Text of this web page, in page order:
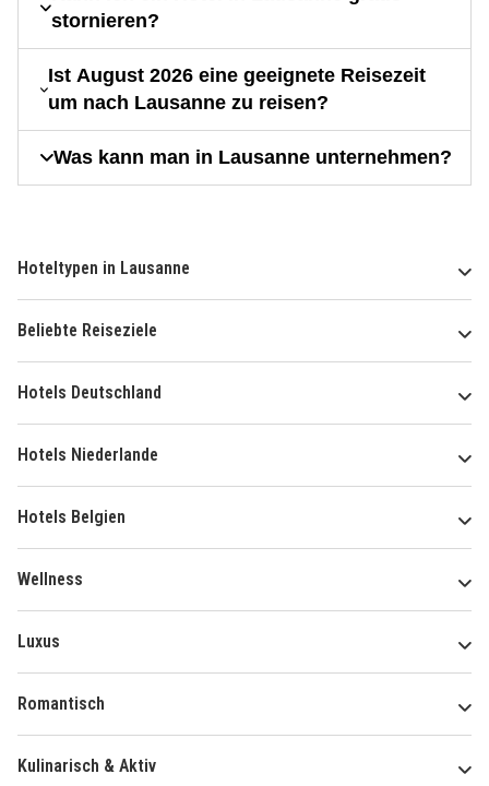
stornieren?
Ist August 2026 eine geeignete Reisezeit
um nach Lausanne zu reisen?
Was kann man in Lausanne unternehmen?
Hoteltypen in Lausanne
Beliebte Reiseziele
Hotels Deutschland
Hotels Niederlande
Hotels Belgien
Wellness
Luxus
Romantisch
Kulinarisch & Aktiv